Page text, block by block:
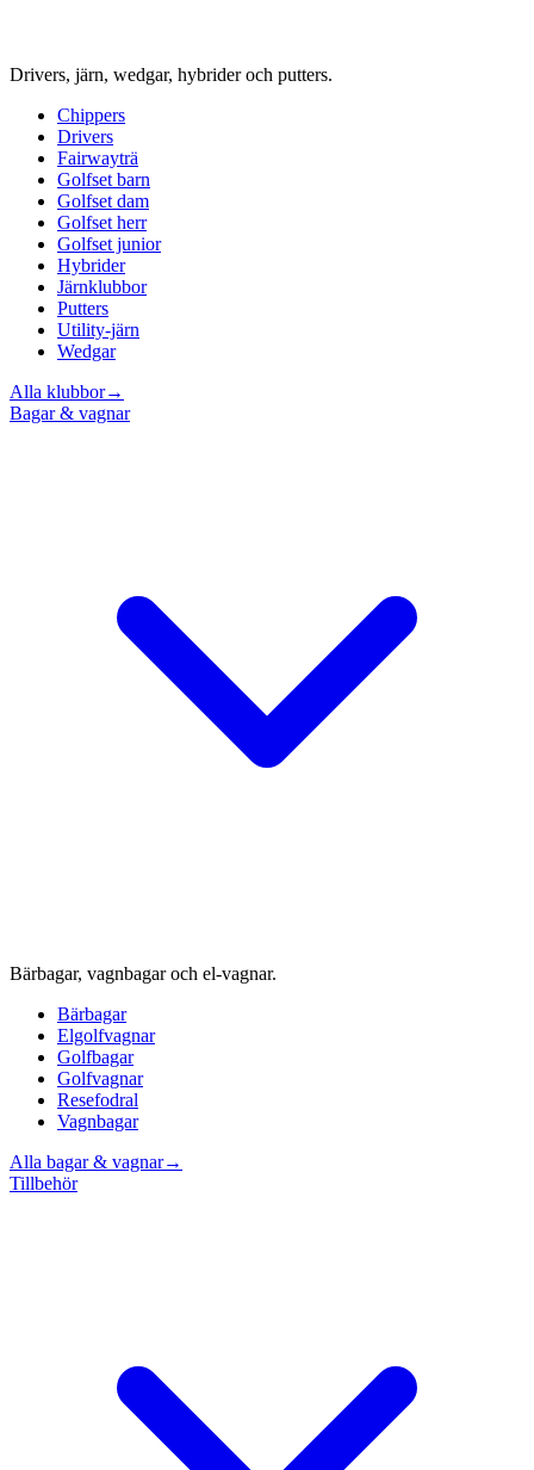
Drivers, järn, wedgar, hybrider och putters.
Chippers
Drivers
Fairwayträ
Golfset barn
Golfset dam
Golfset herr
Golfset junior
Hybrider
Järnklubbor
Putters
Utility-järn
Wedgar
Alla klubbor→
Bagar & vagnar
Bärbagar, vagnbagar och el-vagnar.
Bärbagar
Elgolfvagnar
Golfbagar
Golfvagnar
Resefodral
Vagnbagar
Alla bagar & vagnar→
Tillbehör